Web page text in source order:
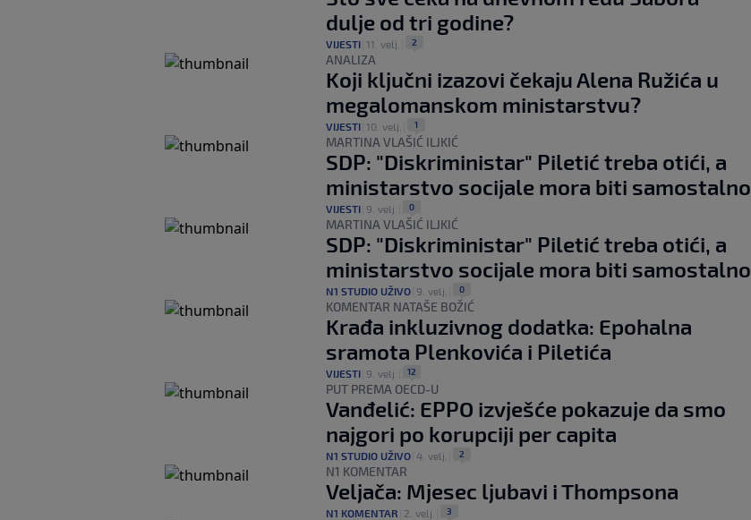
dulje od tri godine?
VIJESTI 11. velj. 2
ANALIZA
Koji ključni izazovi čekaju Alena Ružića u
megalomanskom ministarstvu?
VIJESTI 10. velj. 1
MARTINA VLAŠIĆ ILJKIĆ
SDP: "Diskriministar" Piletić treba otići, a
ministarstvo socijale mora biti samostalno
VIJESTI 9. velj. 0
MARTINA VLAŠIĆ ILJKIĆ
SDP: "Diskriministar" Piletić treba otići, a
ministarstvo socijale mora biti samostalno
N1 STUDIO UŽIVO 9. velj. 0
KOMENTAR NATAŠE BOŽIĆ
Krađa inkluzivnog dodatka: Epohalna
sramota Plenkovića i Piletića
VIJESTI 9. velj. 12
PUT PREMA OECD-U
Vanđelić: EPPO izvješće pokazuje da smo
najgori po korupciji per capita
N1 STUDIO UŽIVO 4. velj. 2
N1 KOMENTAR
Veljača: Mjesec ljubavi i Thompsona
N1 KOMENTAR 2. velj. 3